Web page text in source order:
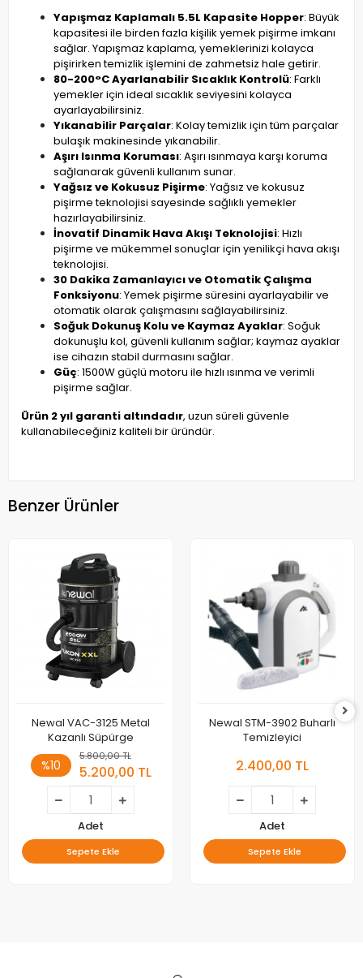
Yapışmaz Kaplamalı 5.5L Kapasite Hopper: Büyük
kapasitesi ile birden fazla kişilik yemek pişirme imkanı
sağlar. Yapışmaz kaplama, yemeklerinizi kolayca
pişirirken temizlik işlemini de zahmetsiz hale getirir.
80-200°C Ayarlanabilir Sıcaklık Kontrolü: Farklı
yemekler için ideal sıcaklık seviyesini kolayca
ayarlayabilirsiniz.
Yıkanabilir Parçalar: Kolay temizlik için tüm parçalar
bulaşık makinesinde yıkanabilir.
Aşırı Isınma Koruması: Aşırı ısınmaya karşı koruma
sağlanarak güvenli kullanım sunar.
Yağsız ve Kokusuz Pişirme: Yağsız ve kokusuz
pişirme teknolojisi sayesinde sağlıklı yemekler
hazırlayabilirsiniz.
İnovatif Dinamik Hava Akışı Teknolojisi: Hızlı
pişirme ve mükemmel sonuçlar için yenilikçi hava akışı
teknolojisi.
30 Dakika Zamanlayıcı ve Otomatik Çalışma
Fonksiyonu: Yemek pişirme süresini ayarlayabilir ve
otomatik olarak çalışmasını sağlayabilirsiniz.
Soğuk Dokunuş Kolu ve Kaymaz Ayaklar: Soğuk
dokunuşlu kol, güvenli kullanım sağlar; kaymaz ayaklar
ise cihazın stabil durmasını sağlar.
Güç: 1500W güçlü motoru ile hızlı ısınma ve verimli
pişirme sağlar.
Ürün 2 yıl garanti altındadır, uzun süreli güvenle
kullanabileceğiniz kaliteli bir üründür.
Benzer Ürünler
Newal VAC-3125 Metal
Kazanlı Süpürge
%10
5.800,00 TL
5.200,00 TL
Adet
Sepete Ekle
Newal STM-3902 Buharlı
Temizleyici
2.400,00 TL
Adet
Sepete Ekle